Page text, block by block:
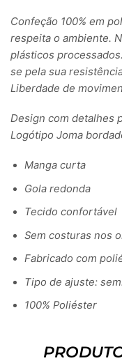
Confeção 100% em
respeita o ambiente.
plásticos
se pela sua
Liberdade de
Design com detalhes
Logótipo Joma
Manga curta
Gola redonda
Tecido confortável
Sem costuras nos
Fabricado com
Tipo de ajuste:
100% Poliéster